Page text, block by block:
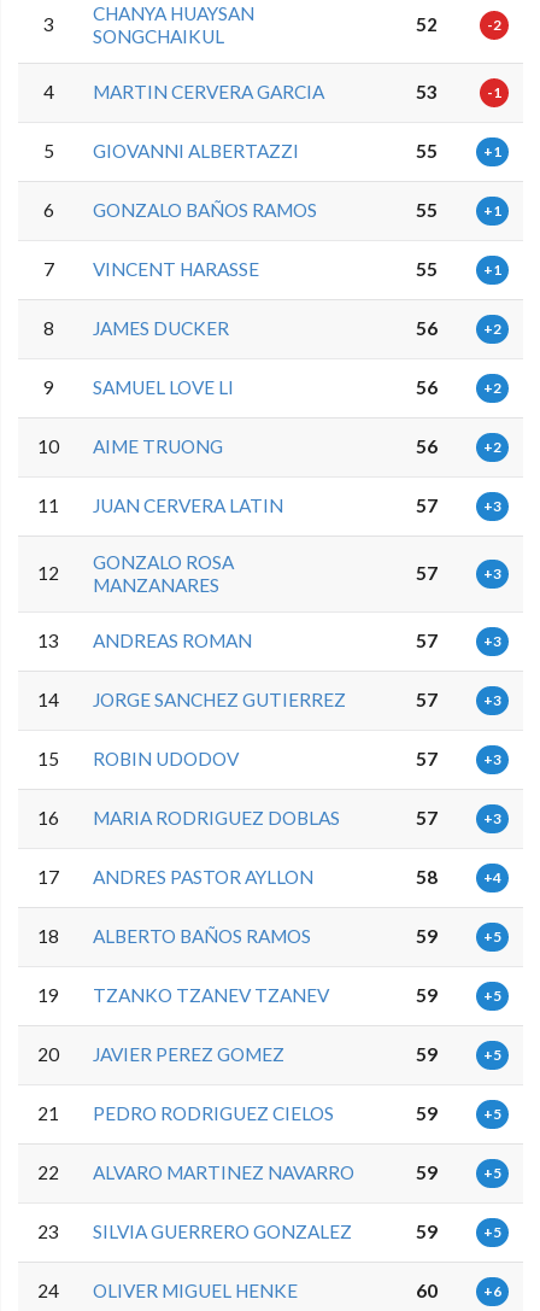
3
CHANYA HUAYSAN
SONGCHAIKUL
52 -2
4 MARTIN CERVERA GARCIA 53 -1
5 GIOVANNI ALBERTAZZI 55 +1
6 GONZALO BAÑOS RAMOS 55 +1
7 VINCENT HARASSE 55 +1
8 JAMES DUCKER 56 +2
9 SAMUEL LOVE LI 56 +2
10 AIME TRUONG 56 +2
11 JUAN CERVERA LATIN 57 +3
12
GONZALO ROSA
MANZANARES
57 +3
13 ANDREAS ROMAN 57 +3
14 JORGE SANCHEZ GUTIERREZ 57 +3
15 ROBIN UDODOV 57 +3
16 MARIA RODRIGUEZ DOBLAS 57 +3
17 ANDRES PASTOR AYLLON 58 +4
18 ALBERTO BAÑOS RAMOS 59 +5
19 TZANKO TZANEV TZANEV 59 +5
20 JAVIER PEREZ GOMEZ 59 +5
21 PEDRO RODRIGUEZ CIELOS 59 +5
22 ALVARO MARTINEZ NAVARRO 59 +5
23 SILVIA GUERRERO GONZALEZ 59 +5
24 OLIVER MIGUEL HENKE 60 +6